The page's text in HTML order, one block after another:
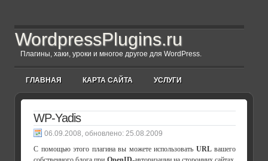
WordpressPlugins.ru
Плагины, хаки, уроки и многое другое для WordPress.
ГЛАВНАЯ КАРТА САЙТА УСЛУГИ
WP-Yadis
25.08.2009
, обновлено:
С помощью этого плагина вы можете использовать URLвашего